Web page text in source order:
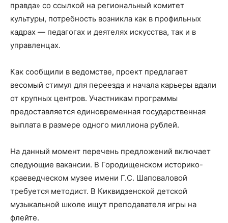
правда» со ссылкой на региональный комитет
культуры, потребность возникла как в профильных
кадрах — педагогах и деятелях искусства, так и в
управленцах.
Как сообщили в ведомстве, проект предлагает
весомый стимул для переезда и начала карьеры вдали
от крупных центров. Участникам программы
предоставляется единовременная государственная
выплата в размере одного миллиона рублей.
На данный момент перечень предложений включает
следующие вакансии. В Городищенском историко-
краеведческом музее имени Г.С. Шаповаловой
требуется методист. В Киквидзенской детской
музыкальной школе ищут преподавателя игры на
флейте.